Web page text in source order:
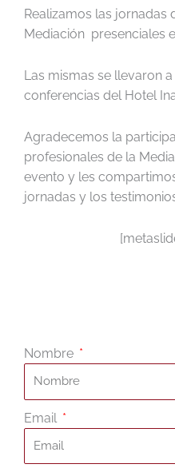
Realizamos las jornadas
Mediación presenciales
Las mismas se llevaron
conferencias del Hotel
Agradecemos la
profesionales de la
evento y les
jornadas y los
Nombre
Email